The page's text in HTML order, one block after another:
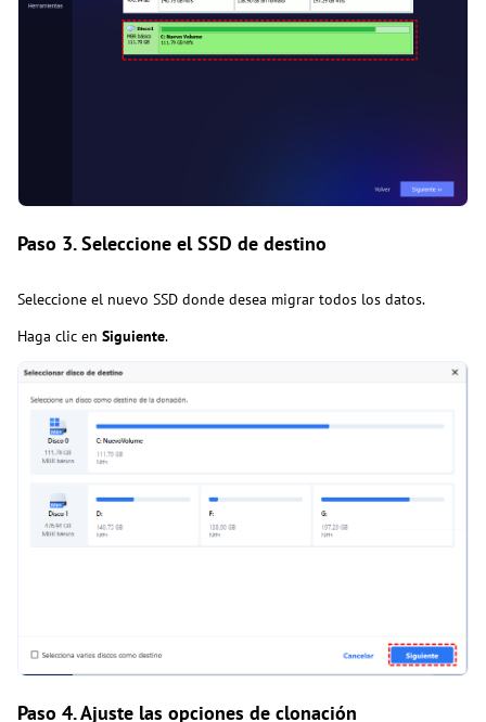
Paso 3. Seleccione el SSD de destino
Seleccione el nuevo SSD donde desea migrar todos los datos.
Haga clic en Siguiente.
Paso 4. Ajuste las opciones de clonación